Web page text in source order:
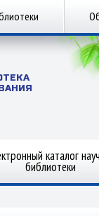
каталог
библиотеки